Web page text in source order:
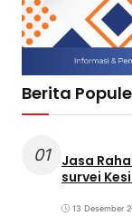
Berita
01
Jasa
survei
13 Desember